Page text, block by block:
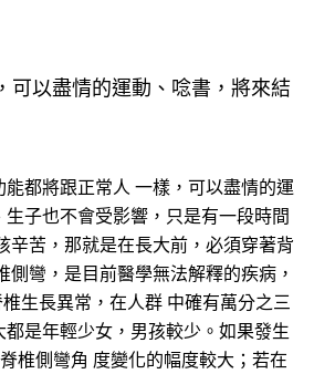
可以盡情的運動、唸書，將來結
都將跟正常人 一樣，可以盡情的運
子也不會受影響，只是有一段時間
辛苦，那就是在長大前，必須穿著背
側彎，是目前醫學無法解釋的疾病，
生長異常，在人群 中確有萬分之三
是年輕少女，男孩較少。如果發生
椎側彎角 度變化的幅度較大；若在